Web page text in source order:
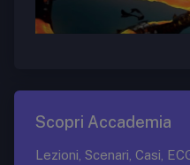
Scopri Accademia
Lezioni, Scenari, Casi,